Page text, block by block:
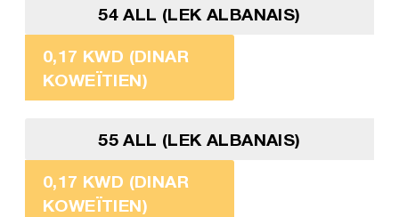
54 ALL (LEK ALBANAIS)
0,17 KWD (DINAR
KOWEÏTIEN)
55 ALL (LEK ALBANAIS)
0,17 KWD (DINAR
KOWEÏTIEN)